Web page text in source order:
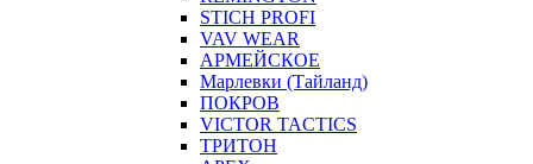
STICH PROFI
VAV WEAR
АРМЕЙСКОЕ
Марлевки (Тайланд)
ПОКРОВ
VICTOR TACTICS
ТРИТОН